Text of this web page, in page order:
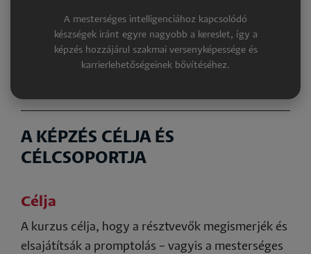
A mesterséges intelligenciához kapcsolódó
készségek iránt egyre nagyobb a kereslet, így a
képzés hozzájárul szakmai versenyképessége és
karrierlehetőségeinek bővítéséhez.
A KÉPZÉS CÉLJA ÉS
CÉLCSOPORTJA
Célja
A kurzus célja, hogy a résztvevők megismerjék és
elsajátítsák a promptolás – vagyis a mesterséges